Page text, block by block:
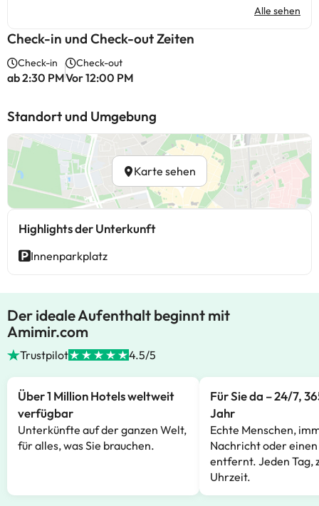
Alle sehen
Check-in und Check-out Zeiten
Check-in
ab 2:30 PM
Check-out
Vor 12:00 PM
Standort und Umgebung
Karte sehen
Highlights der Unterkunft
Innenparkplatz
Der ideale Aufenthalt beginnt mit
Amimir.com
Trustpilot 4.5/5
Über 1 Million Hotels weltweit
verfügbar
Unterkünfte auf der ganzen Welt,
für alles, was Sie brauchen.
Für Sie da – 24/7,
Jahr
Echte Menschen,
Nachricht oder
entfernt. Jeden Tag,
Uhrzeit.